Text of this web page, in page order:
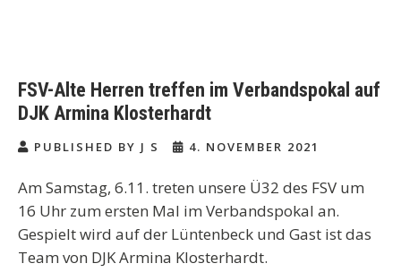
FSV-Alte Herren treffen im Verbandspokal auf
DJK Armina Klosterhardt
PUBLISHED BY J S 4. NOVEMBER 2021
Am Samstag, 6.11. treten unsere Ü32 des FSV um
16 Uhr zum ersten Mal im Verbandspokal an.
Gespielt wird auf der Lüntenbeck und Gast ist das
Team von DJK Armina Klosterhardt.